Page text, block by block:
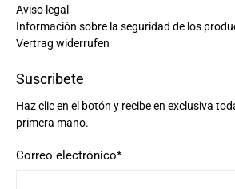
Aviso legal
Información sobre la seguridad de los
Vertrag widerrufen
Suscribete
Haz clic en el botón y recibe en exclusiva
primera mano.
Correo electrónico*